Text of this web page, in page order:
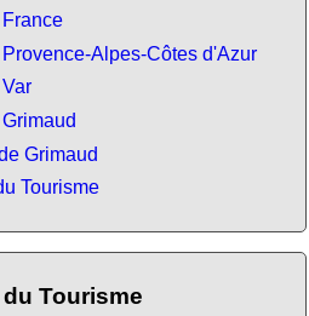
Provence-Alpes-Côtes d'Azur
Grimaud
Tourisme
Tourisme